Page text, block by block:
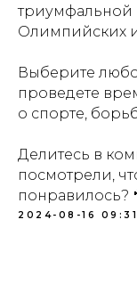
триумфальной
Олимпийских
Выберите
проведете
о спорте,
Делитесь в
посмотрели,
понравилось?
2024-08-16 09:31
Проезд:
Режим
Пн. - Пт. 10.00-
Адрес:
д.18с 1